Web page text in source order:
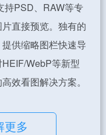
持PSD、RAW等专
直接预览。独有的
供缩略图栏快速导
WebP等新型
效看图解决方案。
更多